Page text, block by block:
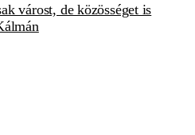
várost, de közösséget is